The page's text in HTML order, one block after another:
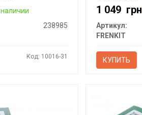
238985
Код: 10016-31
1 049 грн
Артикул:
FRENKIT
КУПИТЬ